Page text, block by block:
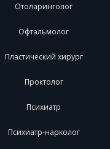
Отоларинголог
Офтальмолог
Пластический хирург
Проктолог
Психиатр
Психиатр-нарколог